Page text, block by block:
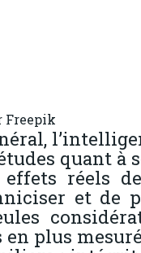
Freepik
quant à
réels
et
en plus